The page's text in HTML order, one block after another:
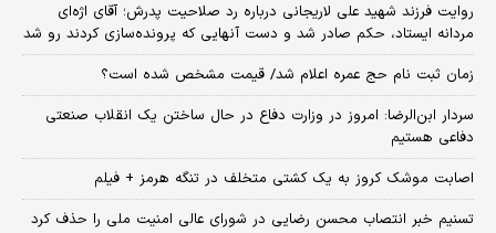
روایت فرزند شهید علی لاریجانی درباره رد صلاحیت پدرش؛ آقای اژه‌ای
مردانه ایستاد، حکم صادر شد و دست آنهایی که پرونده‌سازی کردند رو شد
زمان ثبت‌ نام حج عمره اعلام شد/ قیمت مشخص شده است؟
سردار ابن‌الرضا: امروز در وزارت دفاع در حال ساختن یک انقلاب صنعتی
دفاعی هستیم
اصابت موشک کروز به یک کشتی متخلف در تنگه هرمز + فیلم
تسنیم خبر انتصاب محسن رضایی در شورای عالی امنیت ملی را حذف کرد